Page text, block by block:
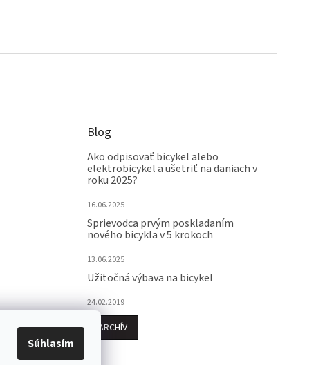
Súhlasím
Blog
Ako odpisovať bicykel alebo
elektrobicykel a ušetriť na daniach v
roku 2025?
16.06.2025
Sprievodca prvým poskladaním
nového bicykla v 5 krokoch
13.06.2025
Užitočná výbava na bicykel
24.02.2019
ARCHÍV